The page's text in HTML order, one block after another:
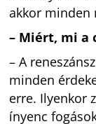
akkor minden
– Miért, mi a
– A
minden
erre. Ilyenkor
ínyenc